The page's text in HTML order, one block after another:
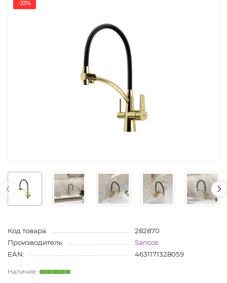
-33%
Код товара:
282870
Производитель:
Sancos
EAN:
4631171328059